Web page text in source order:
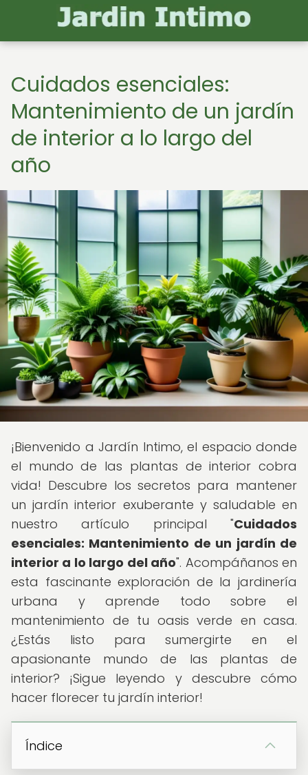
Cuidados esenciales:
Mantenimiento de un jardín
de interior a lo largo del
año
¡Bienvenido a Jardín Intimo, el espacio donde
el mundo de las plantas de interior cobra
vida! Descubre los secretos para mantener
un jardín interior exuberante y saludable en
nuestro artículo principal "Cuidados
esenciales: Mantenimiento de un jardín de
interior a lo largo del año". Acompáñanos en
esta fascinante exploración de la jardinería
urbana y aprende todo sobre el
mantenimiento de tu oasis verde en casa.
¿Estás listo para sumergirte en el
apasionante mundo de las plantas de
interior? ¡Sigue leyendo y descubre cómo
hacer florecer tu jardín interior!
Índice